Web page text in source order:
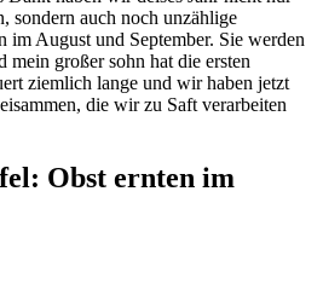
sondern auch noch unzählige
im August und September. Sie werden
großer sohn hat die ersten
ziemlich lange und wir haben jetzt
die wir zu Saft verarbeiten
Obst ernten im